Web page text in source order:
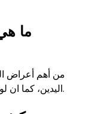
ما
من أهم أعراض
اليدين، كما ان لون الشعر قد يبدأ في التغيير إلى اللون الأبيض.